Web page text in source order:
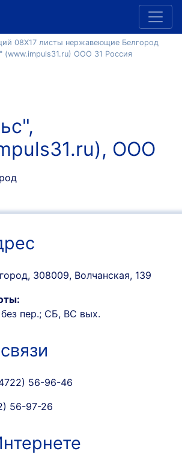
08Х17 листы нержавеющие Белгород
(www.impuls31.ru) ООО 31 Россия
ООО
308009, Волчанская, 139
пер.; СБ, ВС вых.
56-96-46
56-97-26